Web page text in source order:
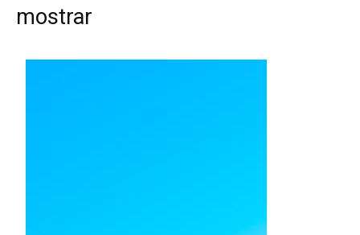
mostrar